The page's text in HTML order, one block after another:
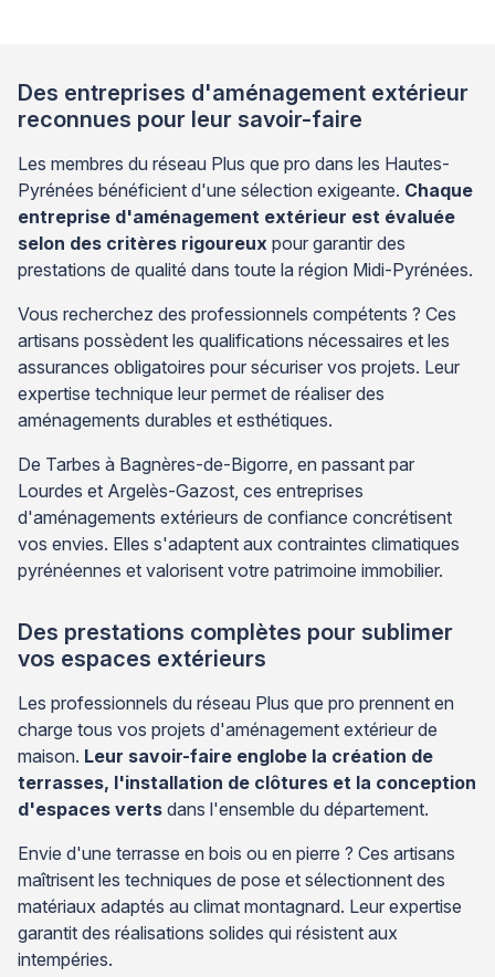
Des entreprises d'aménagement extérieur
reconnues pour leur savoir-faire
Les membres du réseau Plus que pro dans les Hautes-
Pyrénées bénéficient d'une sélection exigeante. Chaque
entreprise d'aménagement extérieur est évaluée
selon des critères rigoureux pour garantir des
prestations de qualité dans toute la région Midi-Pyrénées.
Vous recherchez des professionnels compétents ? Ces
artisans possèdent les qualifications nécessaires et les
assurances obligatoires pour sécuriser vos projets. Leur
expertise technique leur permet de réaliser des
aménagements durables et esthétiques.
De Tarbes à Bagnères-de-Bigorre, en passant par
Lourdes et Argelès-Gazost, ces entreprises
d'aménagements extérieurs de confiance concrétisent
vos envies. Elles s'adaptent aux contraintes climatiques
pyrénéennes et valorisent votre patrimoine immobilier.
Des prestations complètes pour sublimer
vos espaces extérieurs
Les professionnels du réseau Plus que pro prennent en
charge tous vos projets d'aménagement extérieur de
maison. Leur savoir-faire englobe la création de
terrasses, l'installation de clôtures et la conception
d'espaces verts dans l'ensemble du département.
Envie d'une terrasse en bois ou en pierre ? Ces artisans
maîtrisent les techniques de pose et sélectionnent des
matériaux adaptés au climat montagnard. Leur expertise
garantit des réalisations solides qui résistent aux
intempéries.